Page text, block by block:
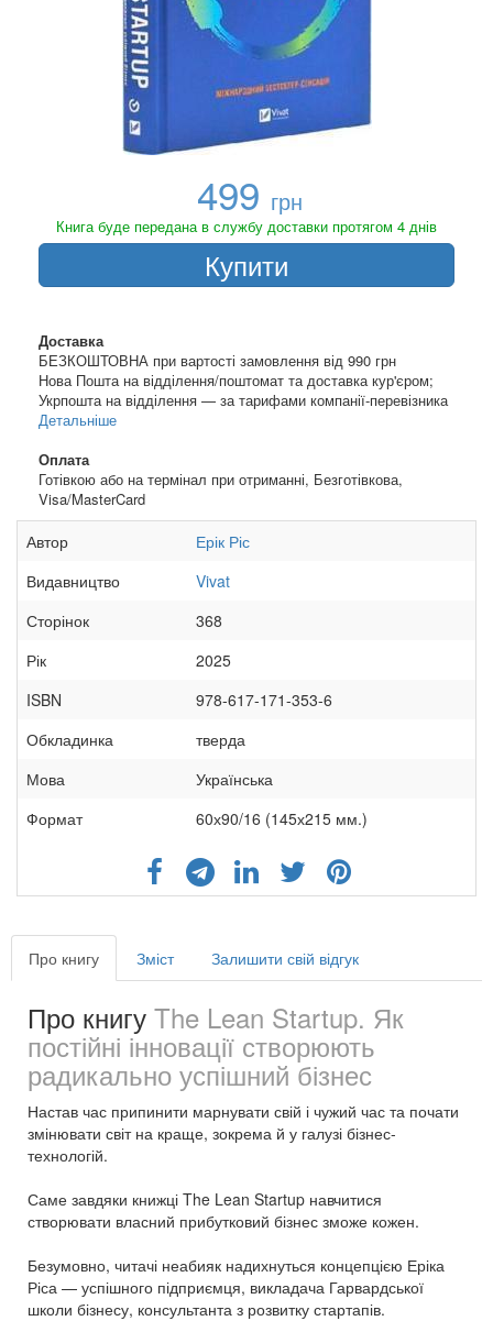
499 грн
Книга буде передана в службу доставки протягом 4 днів
Купити
Доставка
БЕЗКОШТОВНА при вартості замовлення від 990 грн
Нова Пошта на відділення/поштомат та доставка кур'єром;
Укрпошта на відділення — за тарифами компанії-перевізника
Детальніше
Оплата
Готівкою або на термінал при отриманні, Безготівкова,
Visa/MasterCard
Автор
Ерік Ріс
Видавництво
Vivat
Сторінок
368
Рік
2025
ISBN
978-617-171-353-6
Обкладинка
тверда
Мова
Українська
Формат
60х90/16 (145х215 мм.)
Про книгу Зміст Залишити свій відгук
Про книгу The Lean Startup. Як
постійні інновації створюють
радикально успішний бізнес
Настав час припинити марнувати свій і чужий час та почати
змінювати світ на краще, зокрема й у галузі бізнес-
технологій.
Саме завдяки книжці The Lean Startup навчитися
створювати власний прибутковий бізнес зможе кожен.
Безумовно, читачі неабияк надихнуться концепцією Еріка
Ріса — успішного підприємця, викладача Гарвардської
школи бізнесу, консультанта з розвитку стартапів.